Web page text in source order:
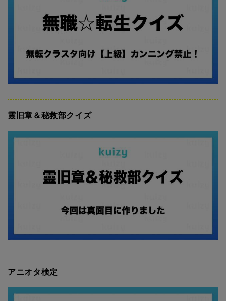
靈旧章＆秘救部クイズ
アニオタ検定